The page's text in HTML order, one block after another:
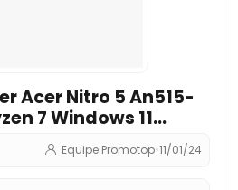
Acer Nitro 5 An515-
7 Windows 11
Ssd Gtx 1650 15.6
Equipe Promotop•11/01/24